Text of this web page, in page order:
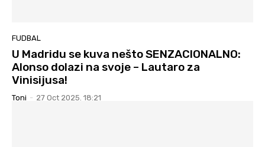
FUDBAL
U Madridu se kuva nešto SENZACIONALNO:
Alonso dolazi na svoje – Lautaro za
Vinisijusa!
Toni - 27 Oct 2025. 18:21